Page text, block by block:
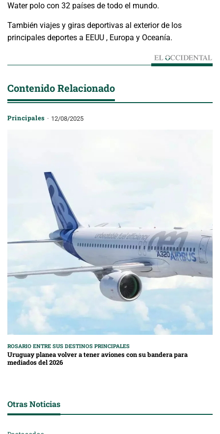
Water polo con 32 países de todo el mundo.
También viajes y giras deportivas al exterior de los
principales deportes a EEUU , Europa y Oceanía.
Contenido Relacionado
Principales 12/08/2025
ROSARIO ENTRE SUS DESTINOS PRINCIPALES
Uruguay planea volver a tener aviones con su bandera para
mediados del 2026
Otras Noticias